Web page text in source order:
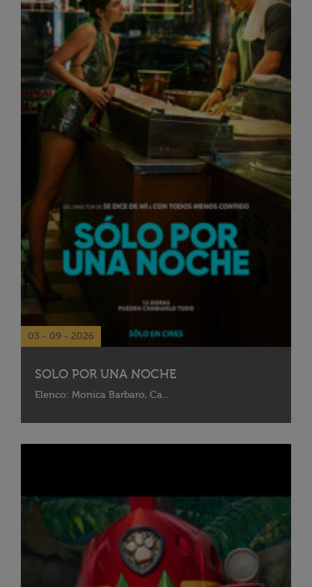
03 - 09 - 2026
SOLO POR UNA NOCHE
Elenco: Monica Barbaro, Ca...